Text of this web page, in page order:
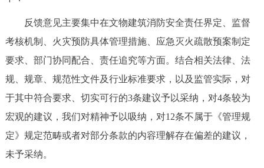
反馈意见主要集中在文物建筑消防安全责任界定、监督
考核机制、火灾预防具体管理措施、应急灭火疏散预案制定
要求、部门协同配合、责任追究等方面。结合相关法律、法
规、规章、规范性文件及行业标准要求，以及监管实际，对
于其中符合要求、切实可行的3条建议予以采纳，对4条较为
宏观的建议，我们对精神予以吸纳，对12条不属于《管理规
定》规定范畴或者对部分条款的内容理解存在偏差的建议，
未予采纳。